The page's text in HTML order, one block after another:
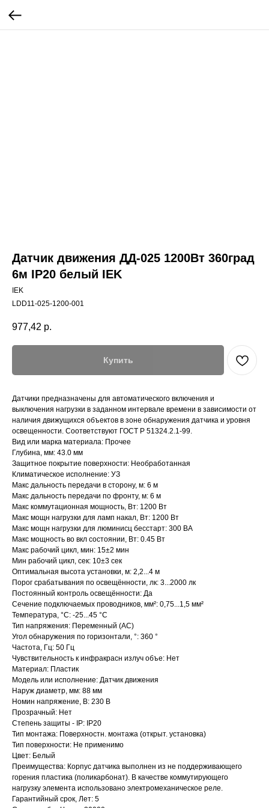
Датчик движения ДД-025 1200Вт 360град
6м IP20 белый IEK
IEK
LDD11-025-1200-001
977,42 р.
Купить
Датчики предназначены для автоматического включения и
выключения нагрузки в заданном интервале времени в зависимости от
наличия движущихся объектов в зоне обнаружения датчика и уровня
освещенности. Соответствуют ГОСТ Р 51324.2.1-99.
Вид или марка материала: Прочее
Глубина, мм: 43.0 мм
Защитное покрытие поверхности: Необработанная
Климатическое исполнение: УЗ
Макс дальность передачи в сторону, м: 6 м
Макс дальность передачи по фронту, м: 6 м
Макс коммутационная мощность, Вт: 1200 Вт
Макс мощн нагрузки для ламп накал, Вт: 1200 Вт
Макс мощн нагрузки для люминисц бесстарт: 300 ВА
Макс мощность во вкл состоянии, Вт: 0.45 Вт
Макс рабочий цикл, мин: 15±2 мин
Мин рабочий цикл, сек: 10±3 сек
Оптимальная высота установки, м: 2,2...4 м
Порог срабатывания по освещённости, лк: 3...2000 лк
Постоянный контроль освещённости: Да
Сечение подключаемых проводников, мм²: 0,75...1,5 мм²
Температура, °C: -25...45 °C
Тип напряжения: Переменный (AC)
Угол обнаружения по горизонтали, °: 360 °
Частота, Гц: 50 Гц
Чувствительность к инфракрасн излуч объе: Нет
Материал: Пластик
Модель или исполнение: Датчик движения
Наруж диаметр, мм: 88 мм
Номин напряжение, В: 230 В
Прозрачный: Нет
Степень защиты - IP: IP20
Тип монтажа: Поверхностн. монтажа (открыт. установка)
Тип поверхности: Не применимо
Цвет: Белый
Преимущества: Корпус датчика выполнен из не поддерживающего
горения пластика (поликарбонат). В качестве коммутирующего
нагрузку элемента использовано электромеханическое реле.
Гарантийный срок, Лет: 5